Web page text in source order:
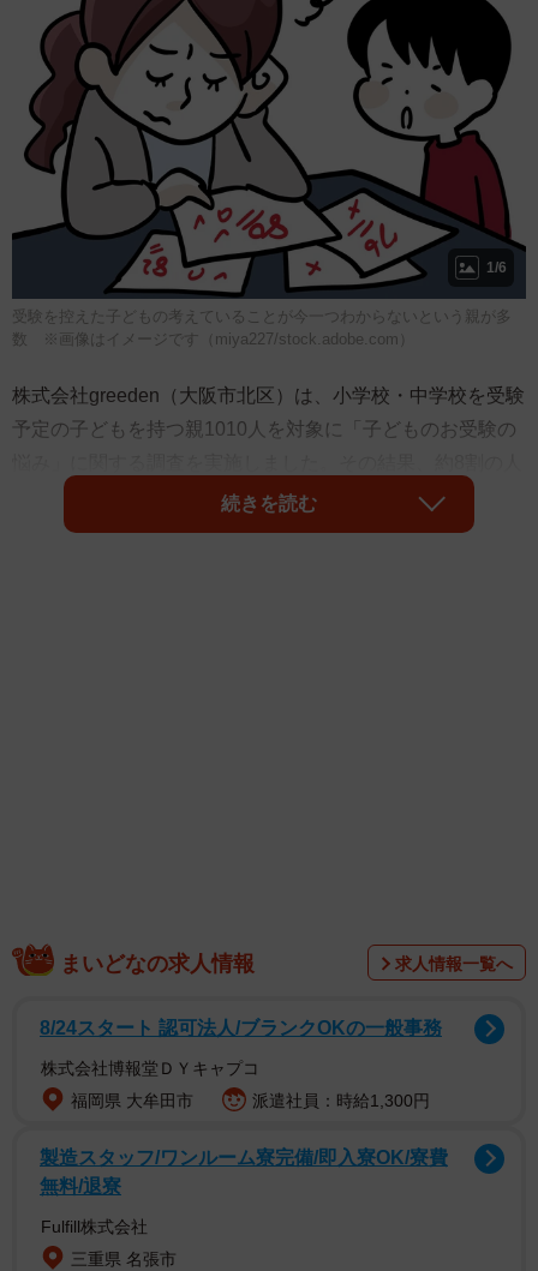
1/6
受験を控えた子どもの考えていることが今一つわからないという親が多
数 ※画像はイメージです（miya227/stock.adobe.com）
株式会社greeden（大阪市北区）は、小学校・中学校を受験
予定の子どもを持つ親1010人を対象に「子どものお受験の
が「子どもの受験に関連した悩みがある」と回答しまし
た。具体的には、学習意欲や成績低下に関する悩みのほ
調査は、2023年8月にインターネットで実施されました。
続きを読む
まいどなの求人情報 求人情報一覧へ
8/24スタート 認可法人/ブランクOKの一般事務
株式会社博報堂ＤＹキャプコ
福岡県 大牟田市
派遣社員：時給1,300円
製造スタッフ/ワンルーム寮完備/即入寮OK/寮費
無料/退寮
Fulfill株式会社
三重県 名張市